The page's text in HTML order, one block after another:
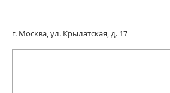
г. Москва, ул. Крылатская, д. 17